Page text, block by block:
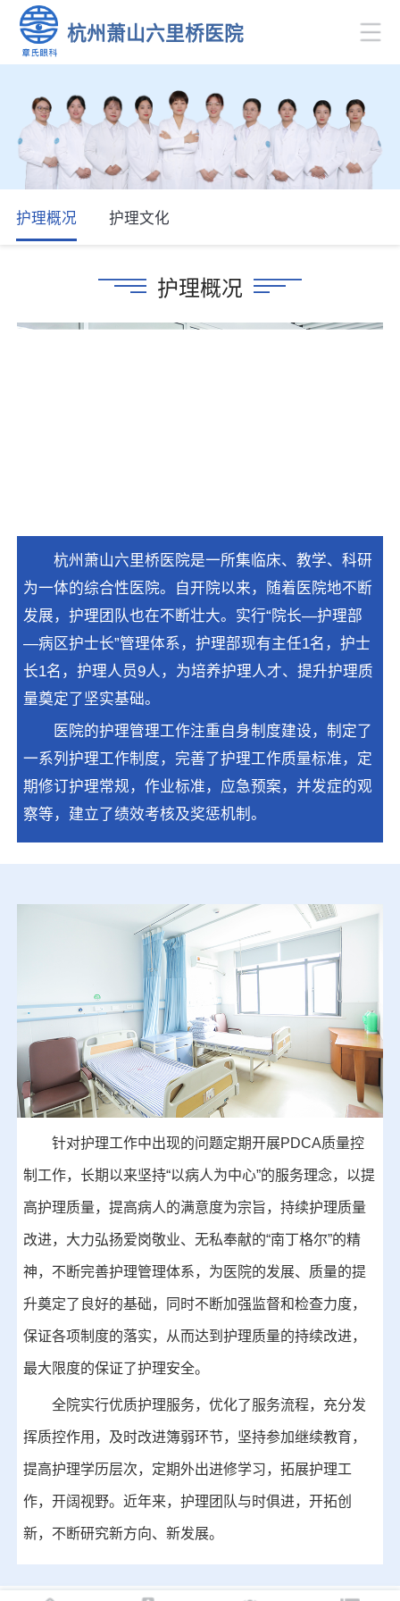
杭州萧山六里桥医院
护理概况 护理文化
护理概况
杭州萧山六里桥医院是一所集临床、教学、科研
为一体的综合性医院。自开院以来，随着医院地不断
发展，护理团队也在不断壮大。实行“院长—护理部
—病区护士长”管理体系，护理部现有主任1名，护士
长1名，护理人员9人，为培养护理人才、提升护理质
量奠定了坚实基础。
医院的护理管理工作注重自身制度建设，制定了
一系列护理工作制度，完善了护理工作质量标准，定
期修订护理常规，作业标准，应急预案，并发症的观
察等，建立了绩效考核及奖惩机制。
针对护理工作中出现的问题定期开展PDCA质量控
制工作，长期以来坚持“以病人为中心”的服务理念，以提
高护理质量，提高病人的满意度为宗旨，持续护理质量
改进，大力弘扬爱岗敬业、无私奉献的“南丁格尔”的精
神，不断完善护理管理体系，为医院的发展、质量的提
升奠定了良好的基础，同时不断加强监督和检查力度，
保证各项制度的落实，从而达到护理质量的持续改进，
最大限度的保证了护理安全。
全院实行优质护理服务，优化了服务流程，充分发
挥质控作用，及时改进簿弱环节，坚持参加继续教育，
提高护理学历层次，定期外出进修学习，拓展护理工
作，开阔视野。近年来，护理团队与时俱进，开拓创
新，不断研究新方向、新发展。